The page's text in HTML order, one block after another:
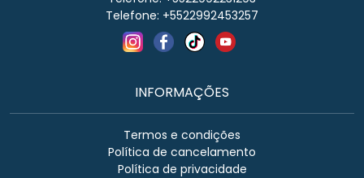
Telefone: +5522992453257
INFORMAÇÕES
Termos e condições
Política de cancelamento
Política de privacidade